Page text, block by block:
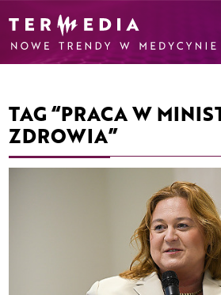
TAG “PRACA W
ZDROWIA”